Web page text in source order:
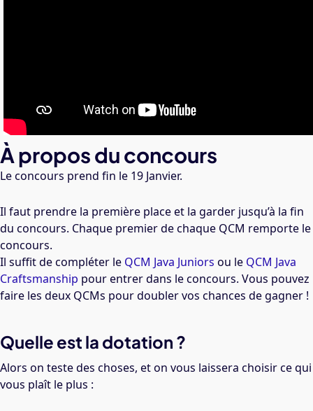
À propos du concours
Le concours prend fin le 19 Janvier.
Il faut prendre la première place et la garder jusqu’à la fin
du concours. Chaque premier de chaque QCM remporte le
concours.
Il suffit de compléter le QCM Java Juniors ou le QCM Java
Craftsmanship pour entrer dans le concours. Vous pouvez
faire les deux QCMs pour doubler vos chances de gagner !
Quelle est la dotation ?
Alors on teste des choses, et on vous laissera choisir ce qui
vous plaît le plus :